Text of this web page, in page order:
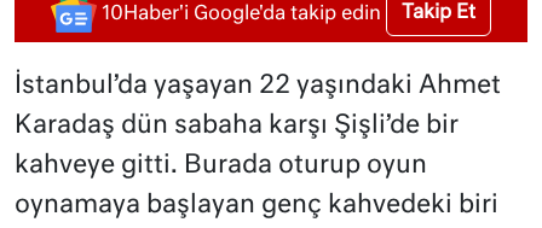
10Haber'i Google'da takip edin Takip Et
İstanbul’da yaşayan 22 yaşındaki Ahmet
Karadaş dün sabaha karşı Şişli’de bir
kahveye gitti. Burada oturup oyun
oynamaya başlayan genç kahvedeki biri